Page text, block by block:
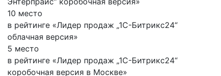
10 место
в рейтинге «Лидер продаж „1С-Битрикс24“
облачная версия»
5 место
в рейтинге «Лидер продаж „1С-Битрикс24“
коробочная версия в Москве»